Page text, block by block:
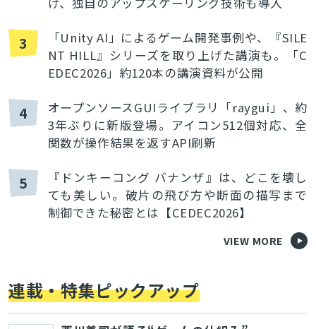
3
「Unity AI」によるゲーム開発事例や、『SILE
NT HILL』シリーズを取り上げた講演も。「C
EDEC2026」約120本の講演資料が公開
4
オープンソースGUIライブラリ「raygui」、約
3年ぶりに新版登場。アイコン512個対応、全
関数が操作結果を返すAPI刷新
5
『ドンキーコング バナンザ』は、どこを壊し
ても美しい。破片の飛び方や断面の描写まで
制御できた秘密とは【CEDEC2026】
VIEW MORE
連載・特集ピックアップ